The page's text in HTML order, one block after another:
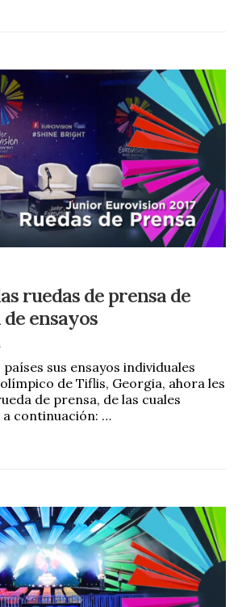
ruedas de prensa de
ensayos
sus ensayos individuales
de Tiflis, Georgia, ahora les
de prensa, de las cuales
continuación: …